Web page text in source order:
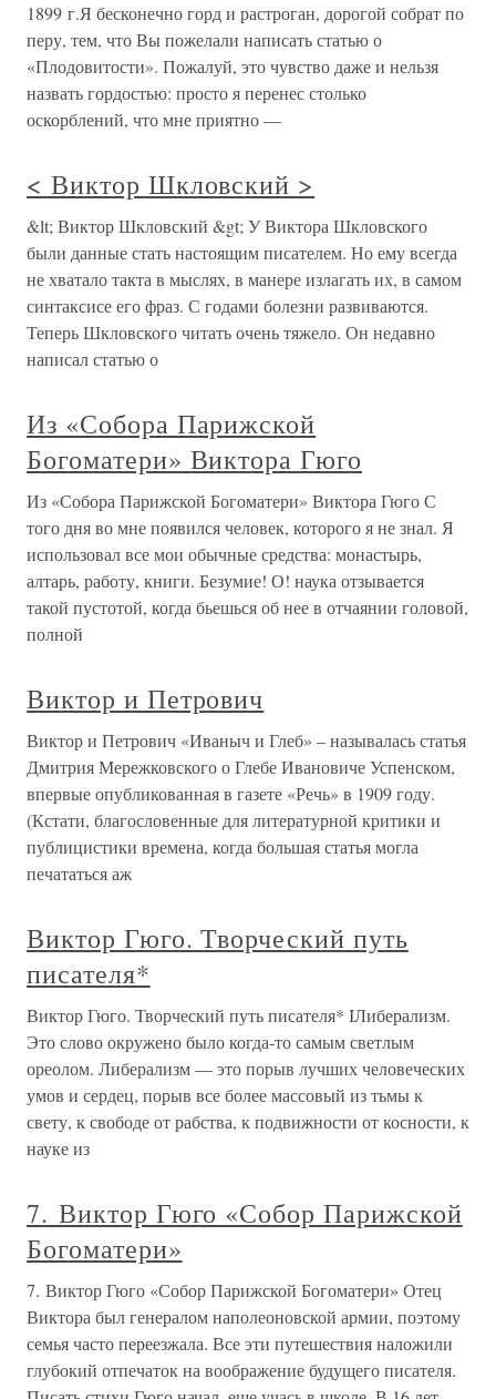
1899 г.Я бесконечно горд и растроган, дорогой собрат по
перу, тем, что Вы пожелали написать статью о
«Плодовитости». Пожалуй, это чувство даже и нельзя
назвать гордостью: просто я перенес столько
оскорблений, что мне приятно —
< Виктор Шкловский >
&lt; Виктор Шкловский &gt; У Виктора Шкловского
были данные стать настоящим писателем. Но ему всегда
не хватало такта в мыслях, в манере излагать их, в самом
синтаксисе его фраз. С годами болезни развиваются.
Теперь Шкловского читать очень тяжело. Он недавно
написал статью о
Из «Собора Парижской
Богоматери» Виктора Гюго
Из «Собора Парижской Богоматери» Виктора Гюго С
того дня во мне появился человек, которого я не знал. Я
использовал все мои обычные средства: монастырь,
алтарь, работу, книги. Безумие! О! наука отзывается
такой пустотой, когда бьешься об нее в отчаянии головой,
полной
Виктор и Петрович
Виктор и Петрович «Иваныч и Глеб» – называлась статья
Дмитрия Мережковского о Глебе Ивановиче Успенском,
впервые опубликованная в газете «Речь» в 1909 году.
(Кстати, благословенные для литературной критики и
публицистики времена, когда большая статья могла
печататься аж
Виктор Гюго. Творческий путь
писателя*
Виктор Гюго. Творческий путь писателя* IЛиберализм.
Это слово окружено было когда-то самым светлым
ореолом. Либерализм — это порыв лучших человеческих
умов и сердец, порыв все более массовый из тьмы к
свету, к свободе от рабства, к подвижности от косности, к
науке из
7. Виктор Гюго «Собор Парижской
Богоматери»
7. Виктор Гюго «Собор Парижской Богоматери» Отец
Виктора был генералом наполеоновской армии, поэтому
семья часто переезжала. Все эти путешествия наложили
глубокий отпечаток на воображение будущего писателя.